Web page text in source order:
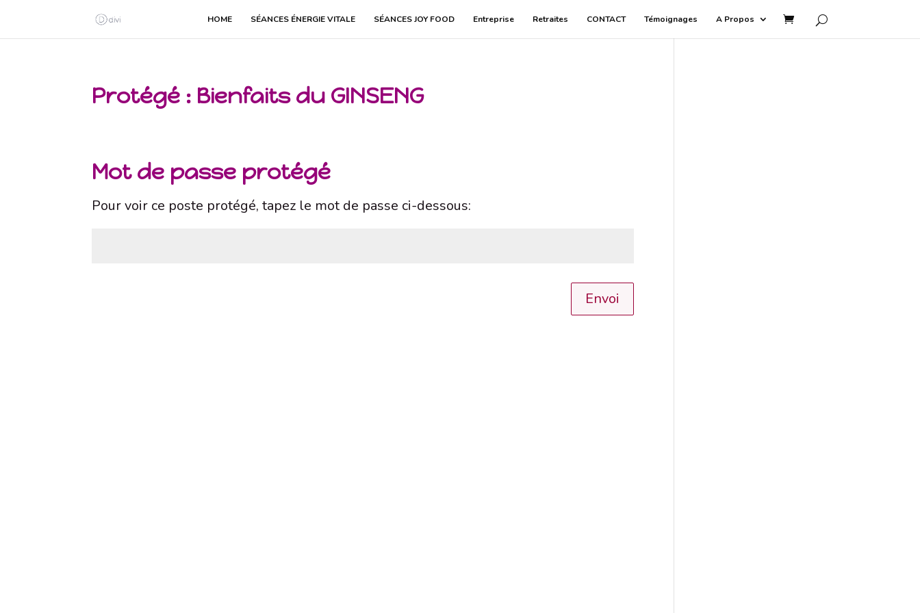
HOME SÉANCES ÉNERGIE VITALE SÉANCES JOY FOOD Entreprise Retraites CONTACT Témoignages A Propos
Protégé : Bienfaits du GINSENG
Mot de passe protégé
Pour voir ce poste protégé, tapez le mot de passe ci-dessous:
Envoi